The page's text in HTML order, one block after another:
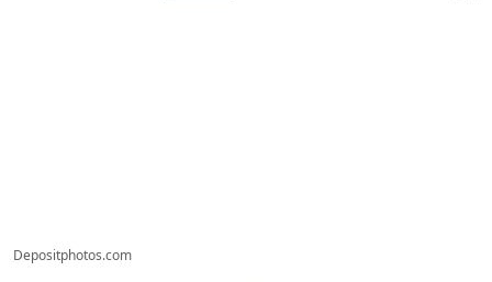
Depositphotos.com